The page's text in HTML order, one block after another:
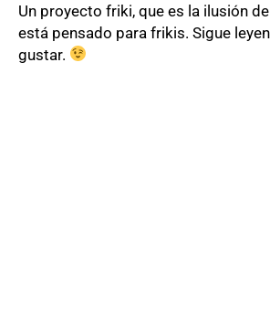
Un proyecto friki, que es la ilusión
está pensado para frikis. Sigue
gustar.